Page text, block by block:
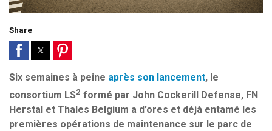
Share
Six semaines à peine après son lancement, le
consortium LS2 formé par John Cockerill Defense, FN
Herstal et Thales Belgium a d’ores et déjà entamé les
premières opérations de maintenance sur le parc de